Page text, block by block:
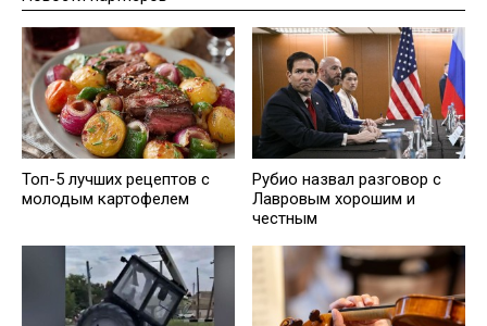
Топ-5 лучших рецептов с
молодым картофелем
Рубио назвал разговор с
Лавровым хорошим и
честным